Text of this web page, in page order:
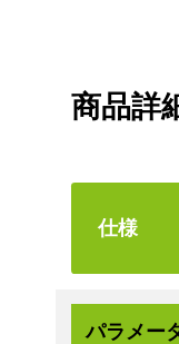
商品詳
仕様
パラメー